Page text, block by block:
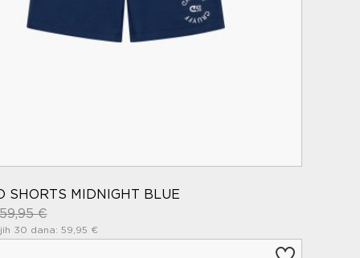
SHORTS MIDNIGHT BLUE
€
30 dana: 59,95 €